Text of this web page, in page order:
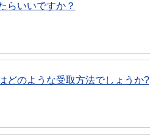
らいいですか？
どのような受取方法でしょうか?